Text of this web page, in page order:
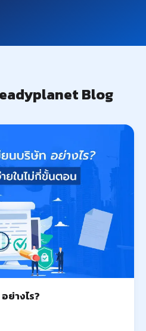
Blog
ย่างไร?